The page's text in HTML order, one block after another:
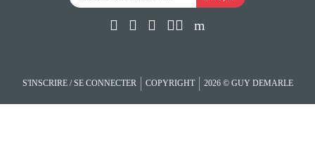
S'INSCRIRE / SE CONNECTER COPYRIGHT 2026 © GUY DEMARLE